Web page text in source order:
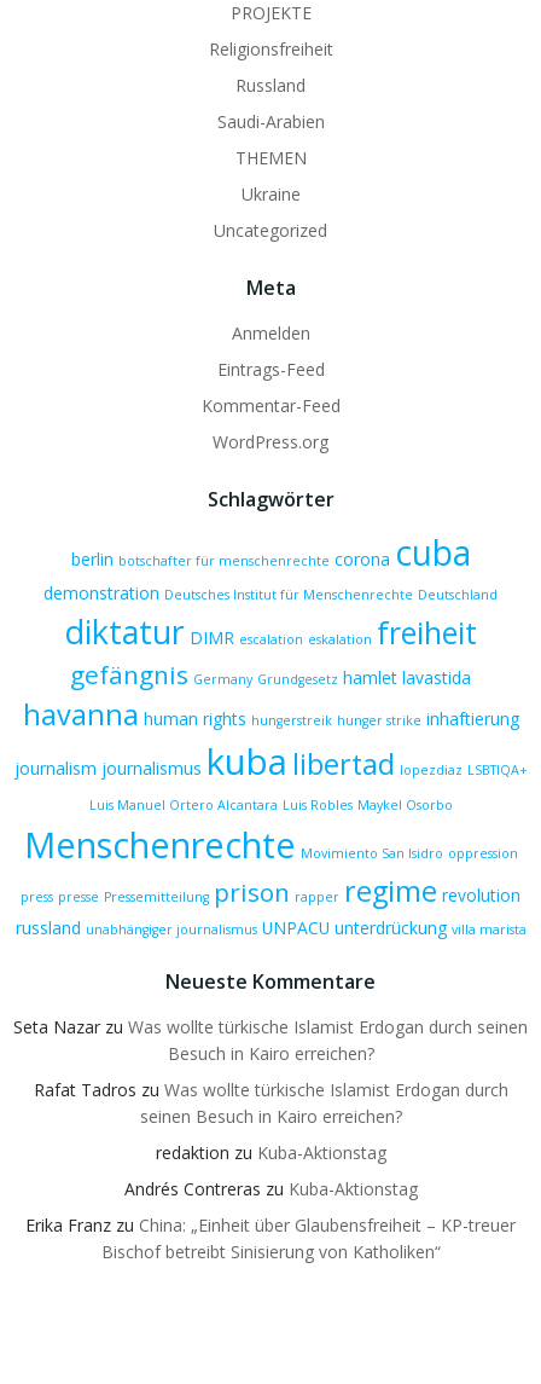
PROJEKTE
Religionsfreiheit
Russland
Saudi-Arabien
THEMEN
Ukraine
Uncategorized
Meta
Anmelden
Eintrags-Feed
Kommentar-Feed
WordPress.org
Schlagwörter
berlin botschafter für menschenrechte corona cuba
demonstration Deutsches Institut für Menschenrechte Deutschland
diktatur DIMR escalation eskalation freiheit
gefängnis Germany Grundgesetz hamlet lavastida
havanna human rights hungerstreik hunger strike inhaftierung
journalism journalismus kuba libertad lopezdiaz LSBTIQA+
Luis Manuel Ortero Alcantara Luis Robles Maykel Osorbo
Menschenrechte Movimiento San Isidro oppression
press presse Pressemitteilung prison rapper regime revolution
russland unabhängiger journalismus UNPACU unterdrückung villa marista
Neueste Kommentare
Seta Nazar zu Was wollte türkische Islamist Erdogan durch seinen
Besuch in Kairo erreichen?
Rafat Tadros zu Was wollte türkische Islamist Erdogan durch
seinen Besuch in Kairo erreichen?
redaktion zu Kuba-Aktionstag
Andrés Contreras zu Kuba-Aktionstag
Erika Franz zu China: „Einheit über Glaubensfreiheit – KP-treuer
Bischof betreibt Sinisierung von Katholiken“